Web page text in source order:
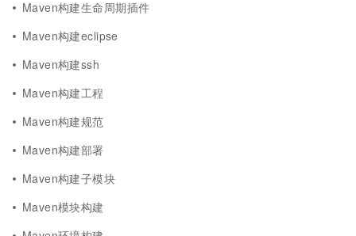
Maven构建生命周期插件
Maven构建eclipse
Maven构建ssh
Maven构建工程
Maven构建规范
Maven构建部署
Maven构建子模块
Maven模块构建